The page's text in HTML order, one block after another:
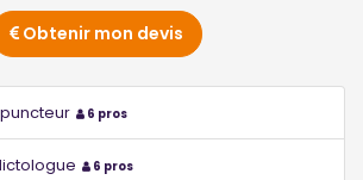
Obtenir mon devis
6 pros
6 pros